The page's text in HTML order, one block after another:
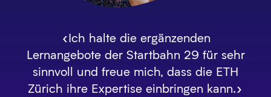
«Ich halte die ergänzenden
Lernangebote der Startbahn 29 für sehr
sinnvoll und freue mich, dass die ETH
Zürich ihre Expertise einbringen kann.»